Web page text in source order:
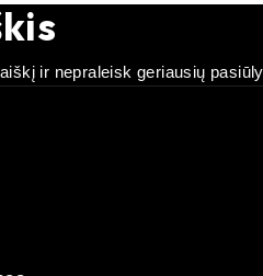
ir nepraleisk geriausių